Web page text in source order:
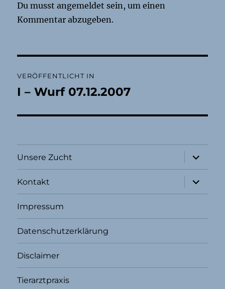
Du musstangemeldet sein, um einen
Kommentar abzugeben.
VERÖFFENTLICHT IN
I – Wurf 07.12.2007
Unsere Zucht
öffnen
Kontakt
öffnen
Impressum
Datenschutzerklärung
Disclaimer
Tierarztpraxis